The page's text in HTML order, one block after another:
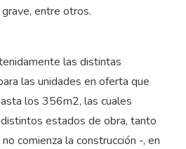
entre otros.
las distintas
las unidades en oferta que
los 356m2, las cuales
estados de obra, tanto
comienza la construcción -, en